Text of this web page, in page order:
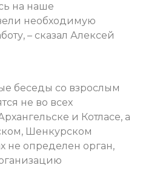
на наше
необходимую
– сказал Алексей
беседы со взрослым
не во всех
и Котласе, а
Шенкурском
не определен орган,